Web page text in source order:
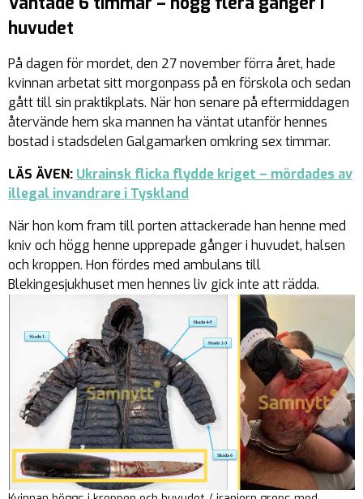
huvudet
På dagen för mordet, den 27 november förra året, hade
kvinnan arbetat sitt morgonpass på en förskola och sedan
gått till sin praktikplats. När hon senare på eftermiddagen
återvände hem ska mannen ha väntat utanför hennes
bostad i stadsdelen Galgamarken omkring sex timmar.
LÄS ÄVEN: Ukrainsk flicka flydde kriget – mördades av
illegal invandrare i Tyskland
När hon kom fram till porten attackerade han henne med
kniv och högg henne upprepade gånger i huvudet, halsen
och kroppen. Hon fördes med ambulans till
Blekingesjukhuset men hennes liv gick inte att rädda.